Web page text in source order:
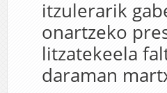
itzulerarik
onartzeko
litzatekeela
daraman